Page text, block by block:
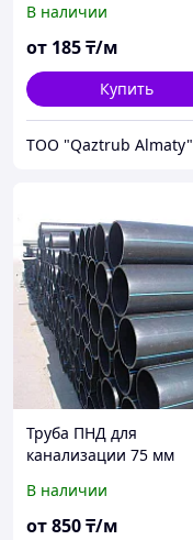
В наличии
от 185₸/м
Купить
TOO "Qaztrub Almaty"
Труба ПНД для
канализации 75 мм
В наличии
от850₸/м